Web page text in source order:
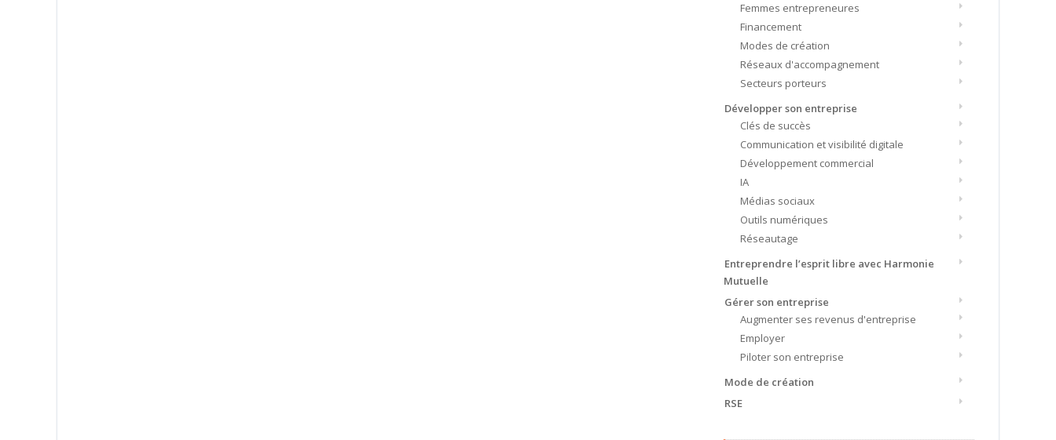
Femmes entrepreneures
Financement
Modes de création
Réseaux d'accompagnement
Secteurs porteurs
Développer son entreprise
Clés de succès
Communication et visibilité digitale
Développement commercial
IA
Médias sociaux
Outils numériques
Réseautage
Entreprendre l’esprit libre avec Harmonie
Mutuelle
Gérer son entreprise
Augmenter ses revenus d'entreprise
Employer
Piloter son entreprise
Mode de création
RSE